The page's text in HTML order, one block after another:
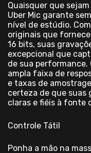
Quaisquer que
Uber Mic garante
nível de estúdio.
originais que
16 bits, suas
excepcional que
de sua performance.
ampla faixa de
e taxas de
certeza de que suas
claras e fiéis à fonte
Controle Tátil
Ponha a mão na